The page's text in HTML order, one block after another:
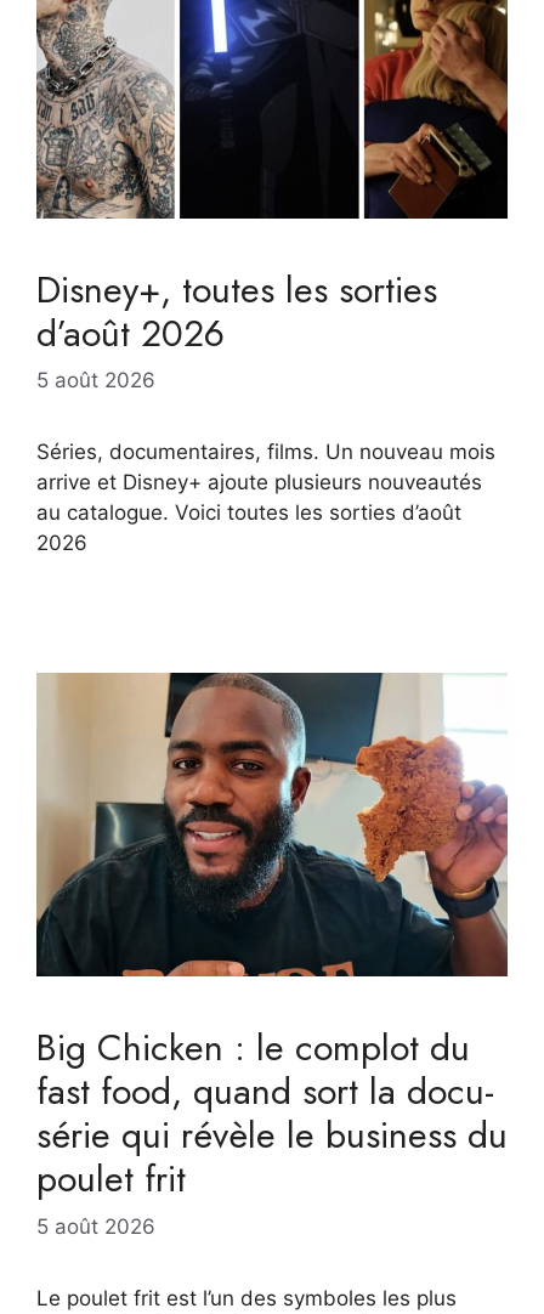
Disney+, toutes les sorties
d’août 2026
5 août 2026
Séries, documentaires, films. Un nouveau mois
arrive et Disney+ ajoute plusieurs nouveautés
au catalogue. Voici toutes les sorties d’août
2026
Big Chicken : le complot du
fast food, quand sort la docu-
série qui révèle le business du
poulet frit
5 août 2026
Le poulet frit est l’un des symboles les plus